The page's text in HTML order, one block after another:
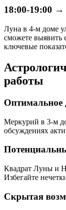
18:00-19:00 →
Луна в 4-м доме
сможете выявить
ключевые
работы
Оптимальное
Меркурий в 3-м
обсуждениях
Квадрат Луны и
Избегайте
Скрытая